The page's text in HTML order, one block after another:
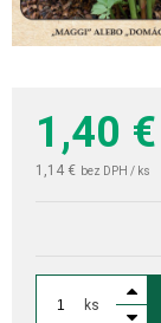
1,40 €
1,14 € bez DPH / ks
ks